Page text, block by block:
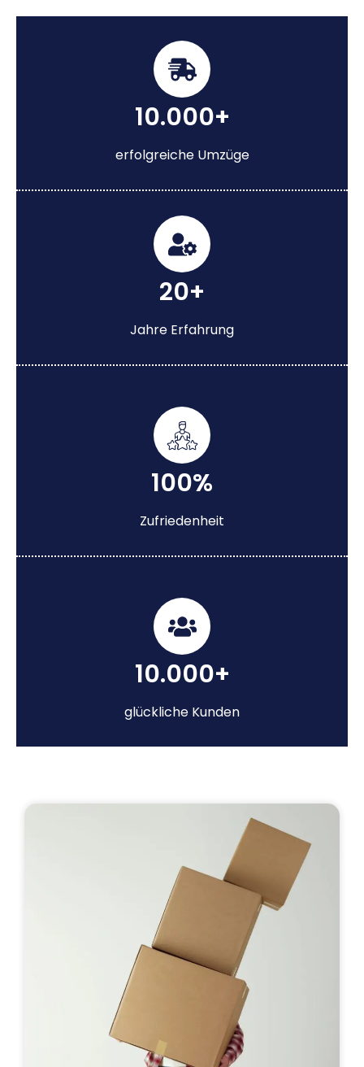
10.000+
erfolgreiche Umzüge
20+
Jahre Erfahrung
100%
Zufriedenheit
10.000+
glückliche Kunden